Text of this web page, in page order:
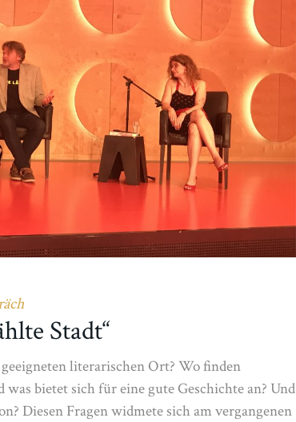
Stadt“
literarischen Ort? Wo finden
bietet sich für eine gute Geschichte an? Und
Diesen Fragen widmete sich am vergangenen